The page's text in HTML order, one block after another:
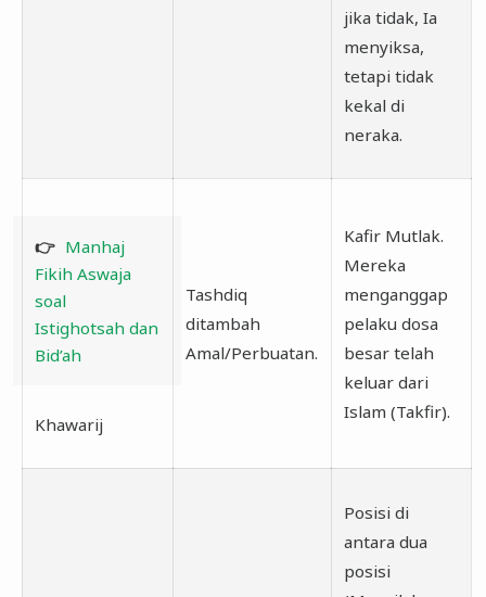
jika tidak, Ia
menyiksa,
tetapi tidak
kekal di
neraka.
👉 Manhaj
Fikih Aswaja
soal
Istighotsah dan
Bid’ah
Khawarij
Tashdiq
ditambah
Amal/Perbuatan.
Kafir Mutlak.
Mereka
menganggap
pelaku dosa
besar telah
keluar dari
Islam (Takfir).
Posisi di
antara dua
posisi